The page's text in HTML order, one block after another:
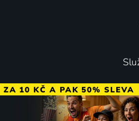
67%
ZA 10 KČ A PAK 50% SLEVA